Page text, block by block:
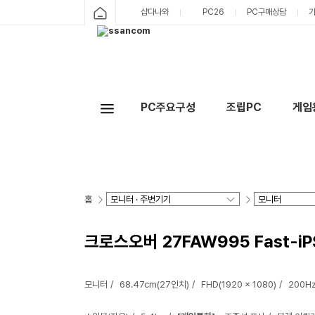
샵다나와 PC26 PC구매상담
PC주요구성 조립PC 게
홈
크로스오버 27FAW995 Fast-
모니터 68.47cm(27인치) FHD(1920 x 1080)